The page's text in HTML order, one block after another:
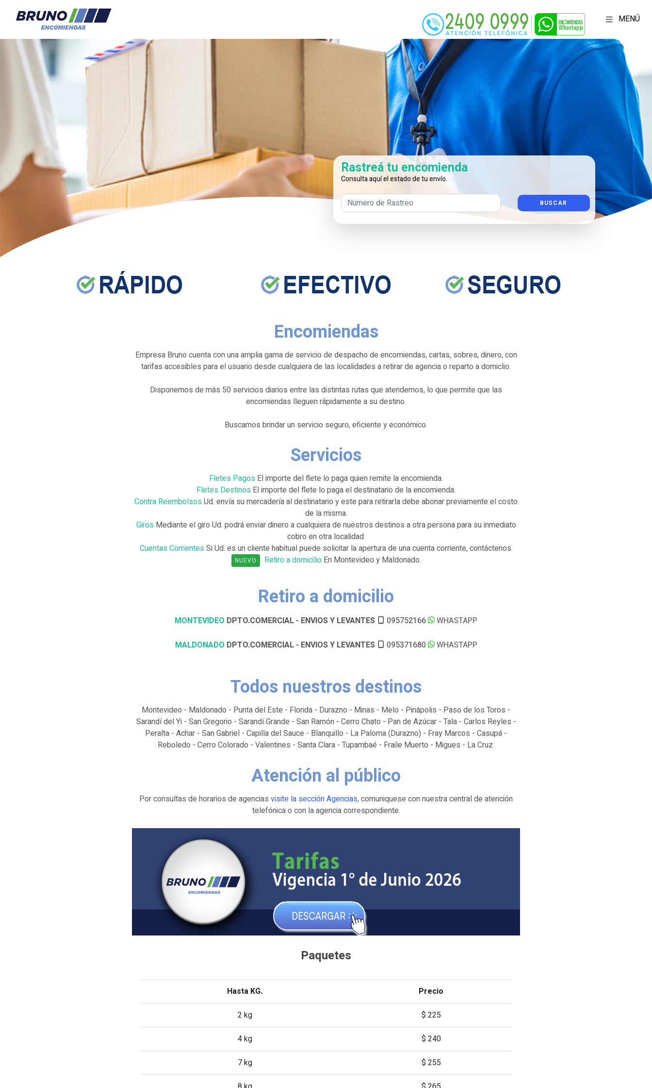
MENÚ
Rastreá tu encomienda
Consulta aquí el estado de tu envío.
BUSCAR
Encomiendas
Empresa Bruno cuenta con una amplia gama de servicio de despacho de encomiendas, cartas, sobres, dinero, con
tarifas accesibles para el usuario desde cualquiera de las localidades a retirar de agencia o reparto a domiclio.
Disponemos de más 50 servicios diarios entre las distintas rutas que atendemos, lo que permite que las
encomiendas lleguen rápidamente a su destino.
Buscamos brindar un servicio seguro, eficiente y económico.
Servicios
Fletes Pagos El importe del flete lo paga quien remite la encomienda.
Fletes Destinos El importe del flete lo paga el destinatario de la encomienda.
Contra ReembolsosUd. envía su mercadería al destinatario y este para retirarla debe abonar previamente el costo
de la misma.
Giros Mediante el giro Ud. podrá enviar dinero a cualquiera de nuestros destinos a otra persona para su inmediato
cobro en otra localidad.
Cuentas CorrientesSi Ud. es un cliente habitual puede solicitar la apertura de una cuenta corriente, contáctenos.
NUEVO Retiro a domicilio En Montevideo y Maldonado.
Retiro a domicilio
MONTEVIDEO DPTO.COMERCIAL - ENVIOS Y LEVANTES 095752166 WHASTAPP
MALDONADO DPTO.COMERCIAL - ENVIOS Y LEVANTES 095371680 WHASTAPP
Todos nuestros destinos
Montevideo - Maldonado - Punta del Este - Florida - Durazno - Minas - Melo - Piriápolis - Paso de los Toros -
Sarandí del Yi - San Gregorio - Sarandí Grande - San Ramón - Cerro Chato - Pan de Azúcar - Tala - Carlos Reyles -
Peralta - Achar - San Gabriel - Capilla del Sauce - Blanquillo - La Paloma (Durazno) - Fray Marcos - Casupá -
Reboledo - Cerro Colorado - Valentines - Santa Clara - Tupambaé - Fraile Muerto - Migues - La Cruz.
Atención al público
Por consultas de horarios de agencias visite la sección Agencias, comuniquese con nuestra central de atención
telefónica o con la agencia correspondiente.
Paquetes
Hasta KG. Precio
2 kg $ 225
4 kg $ 240
7 kg $ 255